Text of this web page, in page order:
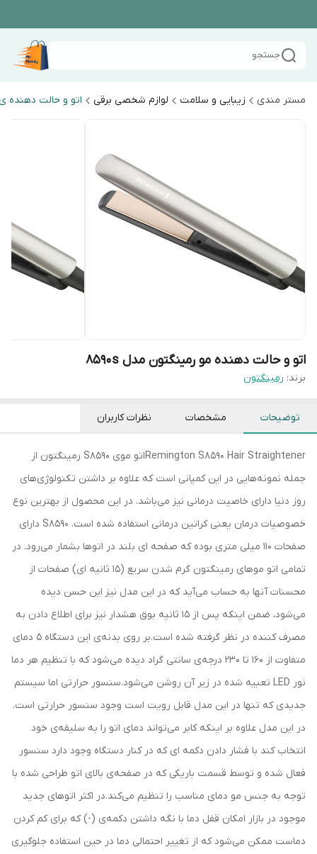
جستجو
مستر مندی زیبایی و سلامت لوازم شخصی برقی اتو و حالت دهنده
اتو و حالت دهنده مو رمینگتون مدل 8590s
برند: رمینگتون
توضیحات مشخصات نظرات کاربران
Remington S8590 Hair Straightenerاتو موی S8590 رمینگتون از
جمله نمونه‌هایی در این کمپانی است که علاوه بر داشتن تکنولوژی‌های
روز دنیا دارای خاصیت درمانی نیز می‌باشد. در این محصول از بهترین نوع
خصوصیات درمان یعنی کراتین درمانی استفاده شده است. S8590 دارای
صفحات 110 میلی متری بوده که صفحه ای بلند در اتوها بشمار می‌رود. در
تمامی اتو موهای رمینگتون گرم شدن سریع (15 ثانیه ای) صفحات از
محسنات آنها به حساب می‌آید که در این مدل نیز این حسن دیده
می‌شود، ضمن اینکه پس از 15 ثانیه بوق هشدار نیز برای اطلاع دادن به
مصرف کننده در نظر گرفته شده است.بر روی بدنه‌ی این دستگاه 5 دمای
متفاوت از 160 تا 230 درجه‌ی سانتی گراد دیده می‌شود که با تنظیم هر دما
نور LED تعبیه شده در زیر آن روشن می‌شود.سنسور حرارتی اما سیستم
جدیدی که تنها در این مدل قابل رویت است وجود سنسور حرارتی است.
در این مدل علاوه بر اینکه کابر می‌تواند دمای اتو را به سلیقه‌ی خود
انتخاب کند با فشار دادن دکمه ای که در کنار دستگاه وجود دارد سنسور
فعال شده و توسط قسمت باریکی که در صفحه‌ی بالای اتو طراحی شده با
توجه به جنس مو دمای مناسب را تنظیم می‌کند.در اکثر اتوهای جدید
موجود در بازار امکان قفل دما با نگه داشتن دکمه‌ی (-) که برای کم کردن
دماست ممکن می‌شود که از تغییر احتمالی دما در حین استفاده جلوگیری